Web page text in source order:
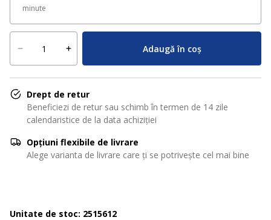
minute
Adaugă în coș
Drept de retur
Beneficiezi de retur sau schimb în termen de 14 zile
calendaristice de la data achiziției
Opțiuni flexibile de livrare
Alege varianta de livrare care ți se potrivește cel mai bine
Unitate de stoc: 2515612